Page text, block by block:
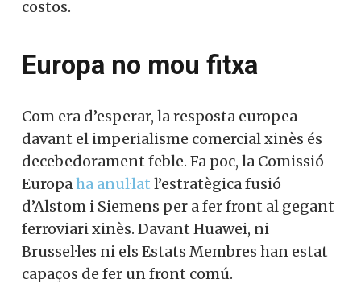
costos.
Europa no mou fitxa
Com era d’esperar, la resposta europea
davant el imperialisme comercial xinès és
decebedorament feble. Fa poc, la Comissió
Europaha anul·lat l’estratègica fusió
d’Alstom i Siemens per a fer front al gegant
ferroviari xinès. Davant Huawei, ni
Brussel·les ni els Estats Membres han estat
capaços de fer un front comú.